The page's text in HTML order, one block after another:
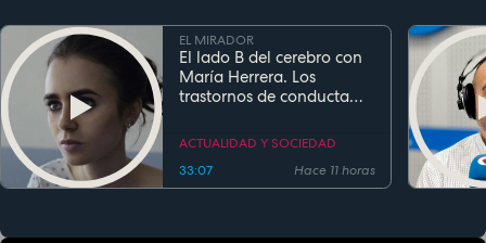
EL MIRADOR
El lado B del cerebro con
María Herrera. Los
trastornos de conducta
ACTUALIDAD Y SOCIEDAD
33:07
Hace 11 horas